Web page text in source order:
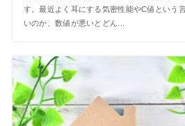
す。最近よく耳にする気密性能やC値という
いのか、数値が悪いとどん...